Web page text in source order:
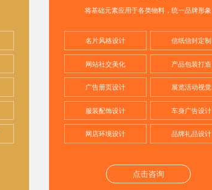
将基础元素应用于各类物料，统一品牌形象
名片风格设计 信纸信封定制
网站社交美化 产品包装打造
广告册页设计 展览活动视觉
服装配饰设计 车身广告设计
网店环境设计 品牌礼品设计
点击咨询